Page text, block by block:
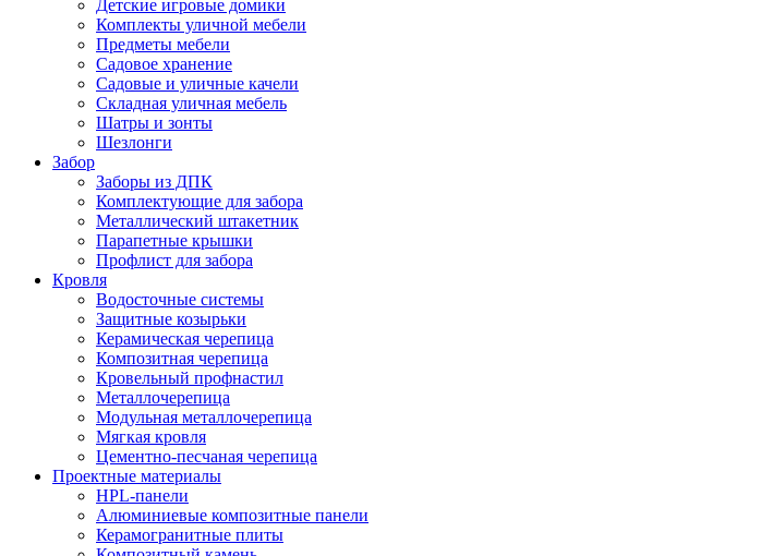
Детские игровые домики
Комплекты уличной мебели
Предметы мебели
Садовое хранение
Садовые и уличные качели
Складная уличная мебель
Шатры и зонты
Шезлонги
Забор
Заборы из ДПК
Комплектующие для забора
Металлический штакетник
Парапетные крышки
Профлист для забора
Кровля
Водосточные системы
Защитные козырьки
Керамическая черепица
Композитная черепица
Кровельный профнастил
Металлочерепица
Модульная металлочерепица
Мягкая кровля
Цементно-песчаная черепица
Проектные материалы
HPL-панели
Алюминиевые композитные панели
Керамогранитные плиты